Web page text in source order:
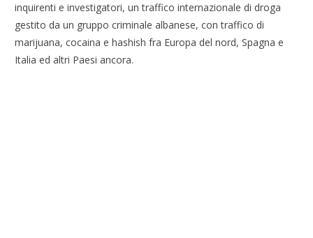
inquirenti e investigatori, un traffico internazionale di droga
gestito da un gruppo criminale albanese, con traffico di
marijuana, cocaina e hashish fra Europa del nord, Spagna e
Italia ed altri Paesi ancora.